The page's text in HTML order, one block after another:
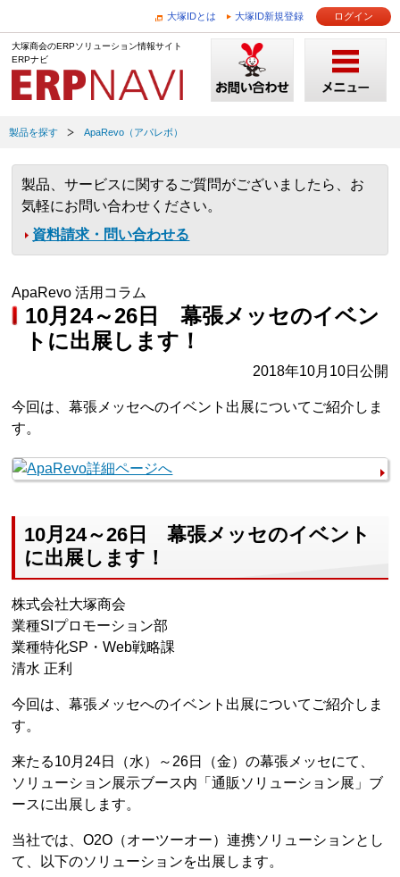
大塚IDとは 大塚ID新規登録 ログイン
大塚商会のERPソリューション情報サイト
ERPナビ
製品を探す ApaRevo（アパレボ）
製品、サービスに関するご質問がございましたら、お
気軽にお問い合わせください。
資料請求・問い合わせる
ApaRevo 活用コラム
10月24～26日 幕張メッセのイベン
トに出展します！
2018年10月10日公開
今回は、幕張メッセへのイベント出展についてご紹介しま
す。
10月24～26日 幕張メッセのイベント
に出展します！
株式会社大塚商会
業種SIプロモーション部
業種特化SP・Web戦略課
清水 正利
今回は、幕張メッセへのイベント出展についてご紹介しま
す。
来たる10月24日（水）～26日（金）の幕張メッセにて、
ソリューション展示ブース内「通販ソリューション展」ブ
ースに出展します。
当社では、O2O（オーツーオー）連携ソリューションとし
て、以下のソリューションを出展します。